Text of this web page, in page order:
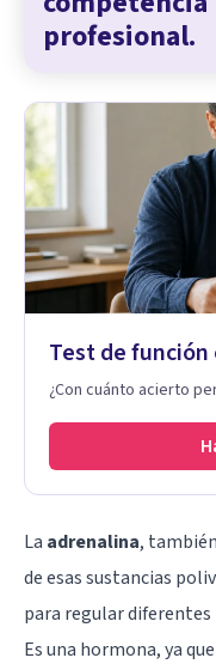
profesional.
Test de
¿Con cuánto acierto
La adrenalina,
de esas sustancias
para regular
Es una hormona, ya